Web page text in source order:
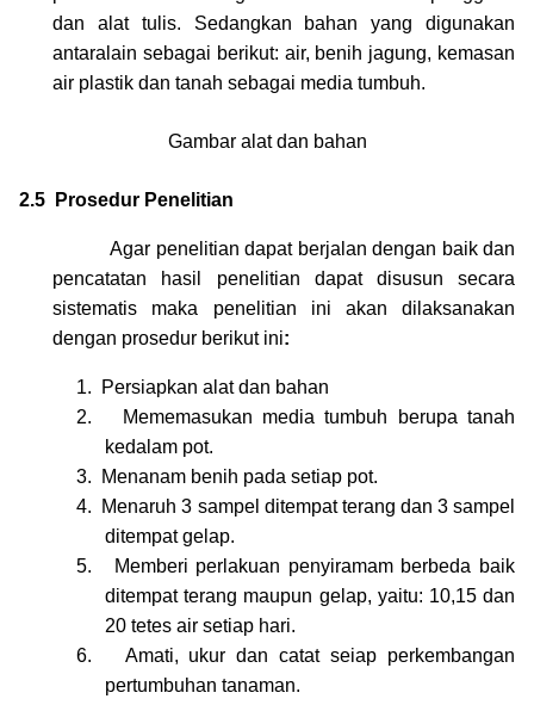
dan alat tulis. Sedangkan bahan yang digunakan
antaralain sebagai berikut: air, benih jagung, kemasan
air plastik dan tanah sebagai media tumbuh.
Gambar alat dan bahan
2.5 Prosedur Penelitian
Agar penelitian dapat berjalan dengan baik dan
pencatatan hasil penelitian dapat disusun secara
sistematis maka penelitian ini akan dilaksanakan
dengan prosedur berikut ini:
1.
Persiapkan alat dan bahan
2.
Mememasukan media tumbuh berupa tanah
kedalam pot.
3.
Menanam benih pada setiap pot.
4.
Menaruh 3 sampel ditempat terang dan 3 sampel
ditempat gelap.
5.
Memberi perlakuan penyiramam berbeda baik
ditempat terang maupun gelap, yaitu: 10,15 dan
20 tetes air setiap hari.
6.
Amati, ukur dan catat seiap perkembangan
pertumbuhan tanaman.